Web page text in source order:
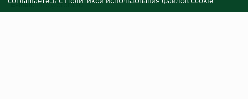
E-mail: info@ctom.su
соглашаетесь с
Политикой использования файлов cookie